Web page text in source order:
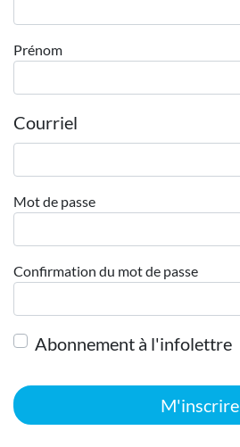
Prénom
Courriel
Mot de passe
Confirmation du mot de passe
Abonnement à l'infolettre
M'inscrire